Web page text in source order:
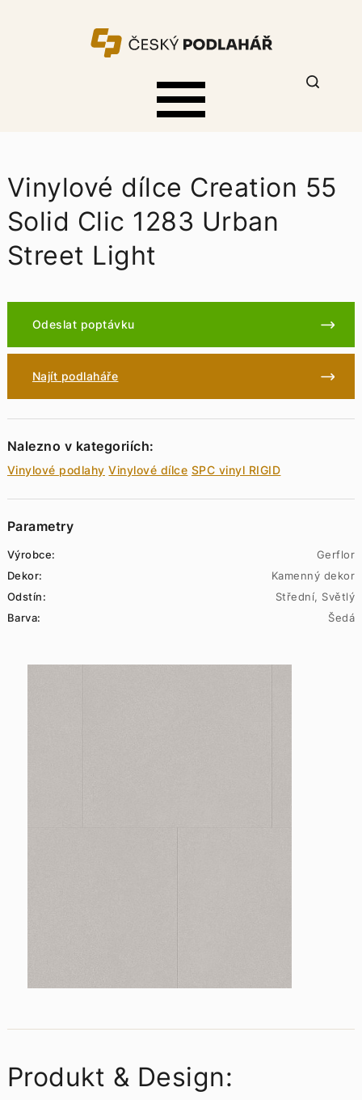
Vinylové dílce Creation 55
Solid Clic 1283 Urban
Street Light
Odeslat poptávku
Najít podlaháře
Nalezno v kategoriích:
Vinylové podlahy Vinylové dílce SPC vinyl RIGID
Parametry
Výrobce:
Gerflor
Dekor:
Kamenný dekor
Odstín:
Střední, Světlý
Barva:
Šedá
Produkt & Design: